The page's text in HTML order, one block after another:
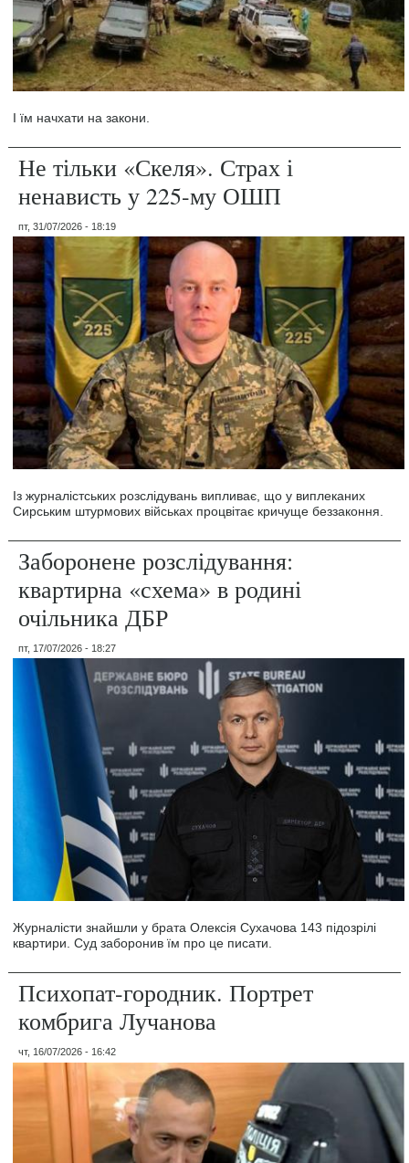
І їм начхати на закони.
Не тільки «Скеля». Страх і
ненависть у 225-му ОШП
пт, 31/07/2026 - 18:19
Із журналістських розслідувань випливає, що у виплеканих
Сирським штурмових військах процвітає кричуще беззаконня.
Заборонене розслідування:
квартирна «схема» в родині
очільника ДБР
пт, 17/07/2026 - 18:27
Журналісти знайшли у брата Олексія Сухачова 143 підозрілі
квартири. Суд заборонив їм про це писати.
Психопат-городник. Портрет
комбрига Лучанова
чт, 16/07/2026 - 16:42